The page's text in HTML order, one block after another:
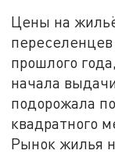
Цены на
переселенцев
прошлого
начала
подорожала
квадратного
Рынок жилья